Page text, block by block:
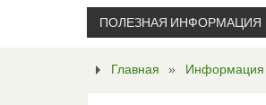
ПОЛЕЗНАЯ ИНФОРМАЦИЯ
Главная » Информация